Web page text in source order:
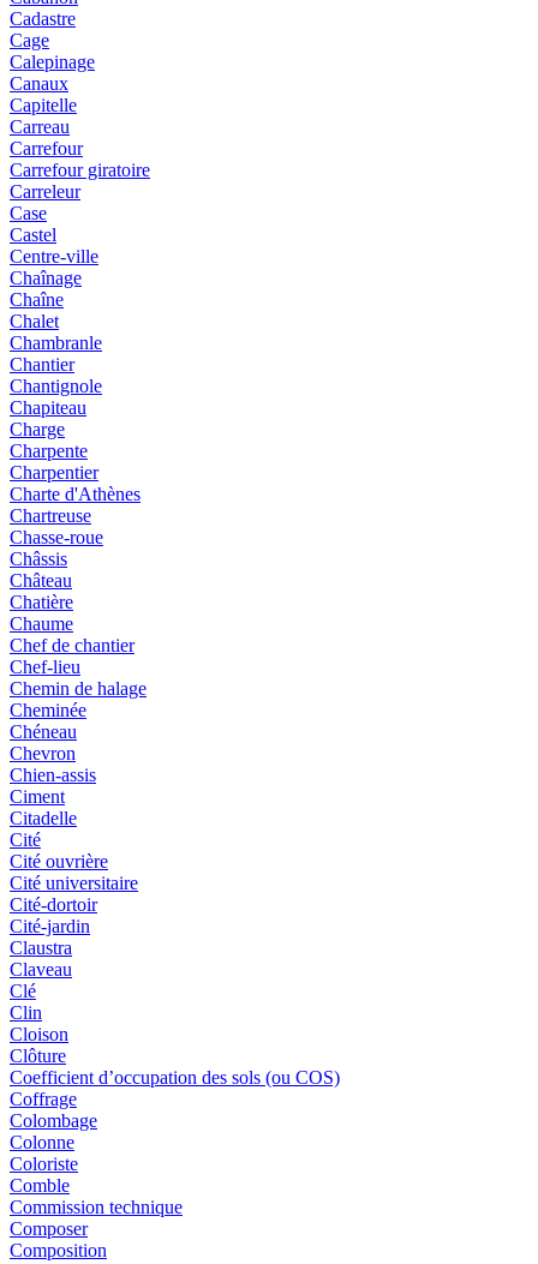
Cadastre
Cage
Calepinage
Canaux
Capitelle
Carreau
Carrefour
Carrefour giratoire
Carreleur
Case
Castel
Centre-ville
Chaînage
Chaîne
Chalet
Chambranle
Chantier
Chantignole
Chapiteau
Charge
Charpente
Charpentier
Charte d'Athènes
Chartreuse
Chasse-roue
Châssis
Château
Chatière
Chaume
Chef de chantier
Chef-lieu
Chemin de halage
Cheminée
Chéneau
Chevron
Chien-assis
Ciment
Citadelle
Cité
Cité ouvrière
Cité universitaire
Cité-dortoir
Cité-jardin
Claustra
Claveau
Clé
Clin
Cloison
Clôture
Coefficient d’occupation des sols (ou COS)
Coffrage
Colombage
Colonne
Coloriste
Comble
Commission technique
Composer
Composition